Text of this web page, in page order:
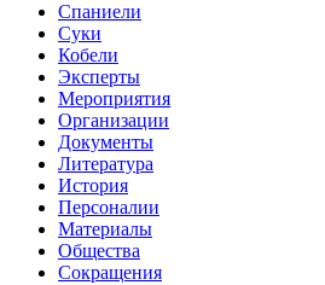
Спаниели
Суки
Кобели
Эксперты
Мероприятия
Организации
Документы
Литература
История
Персоналии
Материалы
Общества
Сокращения